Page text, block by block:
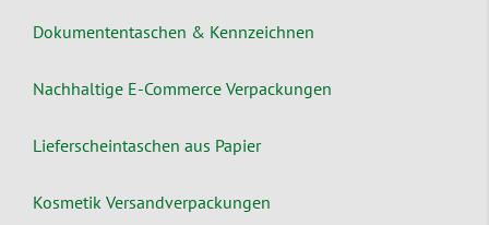
Dokumententaschen & Kennzeichnen
Nachhaltige E-Commerce Verpackungen
Lieferscheintaschen aus Papier
Kosmetik Versandverpackungen